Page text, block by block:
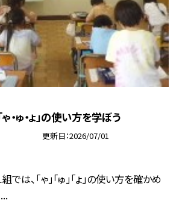
ゅ・ょ」の使い方を学ぼう
更新日 2026/07/01
では、「ゃ」「ゅ」「ょ」の使い方を確かめ